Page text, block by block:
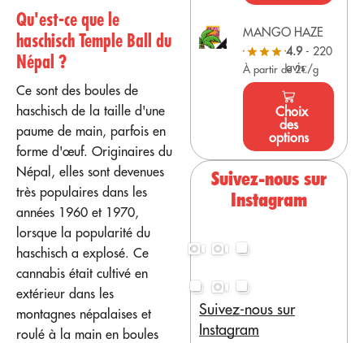
Qu'est-ce que le
haschisch Temple Ball du
Népal ?
Ce sont des boules de
haschisch de la taille d'une
paume de main, parfois en
forme d'œuf. Originaires du
Népal, elles sont devenues
très populaires dans les
années 1960 et 1970,
lorsque la popularité du
haschisch a explosé. Ce
cannabis était cultivé en
extérieur dans les
montagnes népalaises et
roulé à la main en boules
MANGO HAZE
4.9- 220
avis
À partir de 2€/g
Choix
des
options
Suivez-nous sur
Instagram
Suivez-nous sur
Instagram